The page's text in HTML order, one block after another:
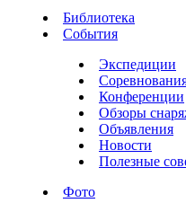
Библиотека
События
Экспедиции
Конференции
Обзоры
Объявления
Новости
Полезные
Фото